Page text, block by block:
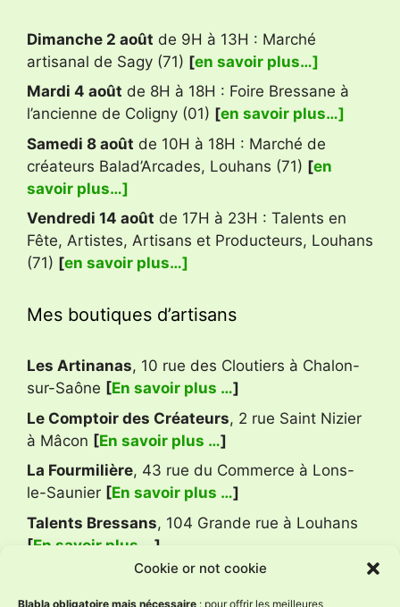
Cookie or not cookie
Blabla obligatoire mais nécessaire : pour offrir les meilleures
Dimanche 2 août de 9H à 13H : Marché
artisanal de Sagy (71) [en savoir plus…]
Mardi 4 août de 8H à 18H : Foire Bressane à
l’ancienne de Coligny (01) [en savoir plus…]
Samedi 8 août de 10H à 18H : Marché de
créateurs Balad’Arcades, Louhans (71) [en
savoir plus…]
Vendredi 14 août de 17H à 23H : Talents en
Fête, Artistes, Artisans et Producteurs, Louhans
(71) [en savoir plus…]
Mes boutiques d’artisans
Les Artinanas, 10 rue des Cloutiers à Chalon-
sur-Saône [En savoir plus …]
Le Comptoir des Créateurs, 2 rue Saint Nizier
à Mâcon [En savoir plus …]
La Fourmilière, 43 rue du Commerce à Lons-
le-Saunier [En savoir plus …]
Talents Bressans, 104 Grande rue à Louhans
[En savoir plus … ]